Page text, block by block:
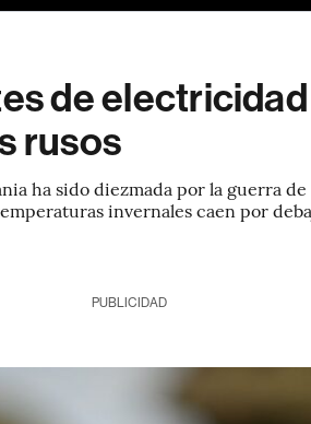
de
rusos
ha sido diezmada por la guerra de
invernales caen por
PUBLICIDAD